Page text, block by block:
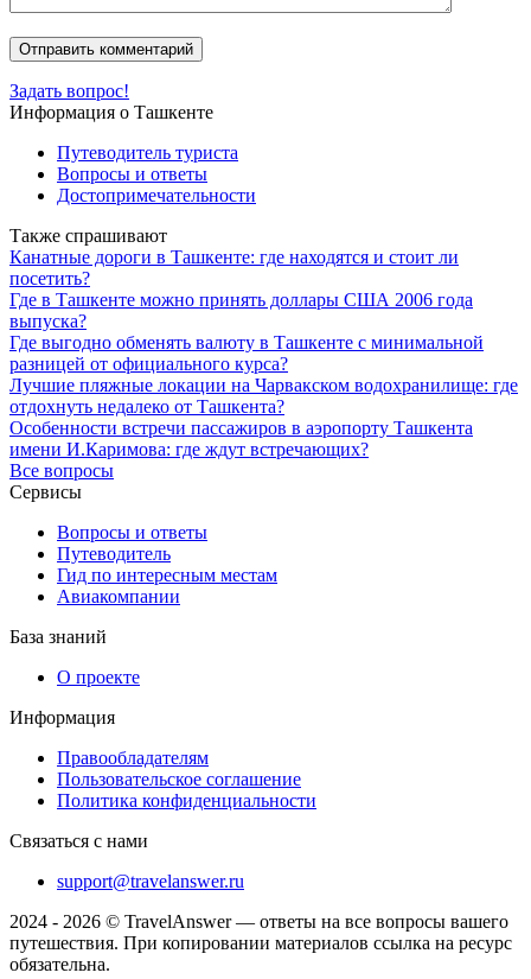
Задать вопрос!
Информация о Ташкенте
Путеводитель туриста
Вопросы и ответы
Достопримечательности
Также спрашивают
Канатные дороги в Ташкенте: где находятся и стоит ли
посетить?
Где в Ташкенте можно принять доллары США 2006 года
выпуска?
Где выгодно обменять валюту в Ташкенте с минимальной
разницей от официального курса?
Лучшие пляжные локации на Чарвакском водохранилище: где
отдохнуть недалеко от Ташкента?
Особенности встречи пассажиров в аэропорту Ташкента
имени И.Каримова: где ждут встречающих?
Все вопросы
Сервисы
Вопросы и ответы
Путеводитель
Гид по интересным местам
Авиакомпании
База знаний
О проекте
Информация
Правообладателям
Пользовательское соглашение
Политика конфиденциальности
Связаться с нами
support@travelanswer.ru
2024 - 2026 © TravelAnswer — ответы на все вопросы вашего
путешествия. При копировании материалов ссылка на ресурс
обязательна.